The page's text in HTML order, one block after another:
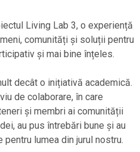
Living Lab 3, o experiență
comunități și soluții pentru
și mai bine înțeles.
decât o inițiativă academică.
de colaborare, în care
și membri ai comunității
au pus întrebări bune și au
lumea din jurul nostru.